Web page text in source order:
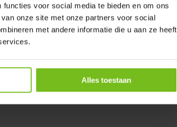
voor social media te bieden en om ons
onze site met onze partners voor social
met andere informatie die u aan ze heeft
Alles toestaan